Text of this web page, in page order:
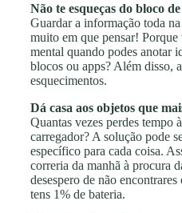
Não te esqueças do bloco
Guardar a informação toda
muito em que pensar!
mental quando podes anotar
blocos ou apps? Além disso,
esquecimentos.
Dá casa aos objetos que
Quantas vezes perdes tempo
carregador? A solução pode
específico para cada coisa.
correria da manhã à procura
desespero de não
tens 1% de bateria.